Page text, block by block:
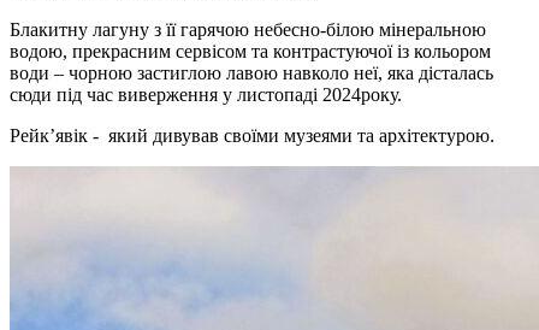
Блакитну лагуну з її гарячою небесно-білою мінеральною
водою, прекрасним сервісом та контрастуючої із кольором
води – чорною застиглою лавою навколо неї, яка дісталась
сюди під час виверження у листопаді 2024року.
Рейк’явік - який дивував своїми музеями та архітектурою.